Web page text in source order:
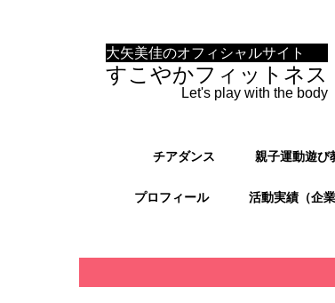
大矢美佳のオフィシャルサイト
すこやかフィットネス
Let's play with the body
チアダンス 親子運動遊び
プロフィール 活動実績（企